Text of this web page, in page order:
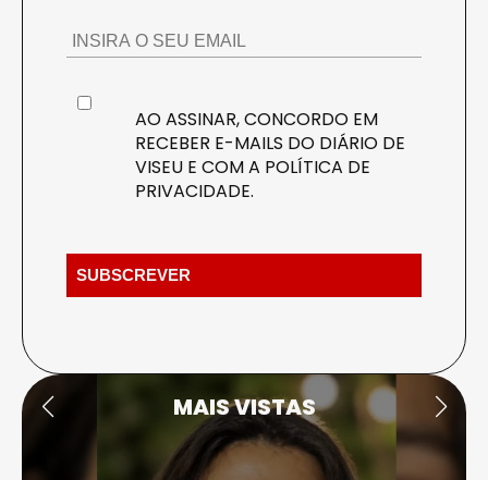
AO ASSINAR, CONCORDO EM
RECEBER E-MAILS DO DIÁRIO DE
VISEU E COM A POLÍTICA DE
PRIVACIDADE.
MAIS VISTAS